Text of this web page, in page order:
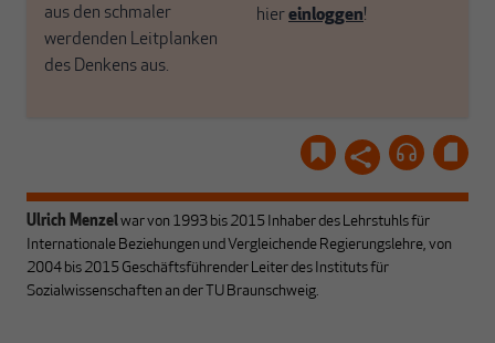
aus den schmaler
werdenden Leitplanken
des Denkens aus.
hiereinloggen!
Ulrich Menzelwar von 1993 bis 2015 Inhaber des Lehrstuhls für
Internationale Beziehungen und Vergleichende Regierungslehre, von
2004 bis 2015 Geschäftsführender Leiter des Instituts für
Sozialwissenschaften an der TU Braunschweig.